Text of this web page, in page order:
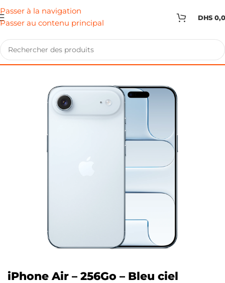
Passer à la navigation
Passer au contenu principal
DHS
iPhone Air – 256Go – Bleu ciel